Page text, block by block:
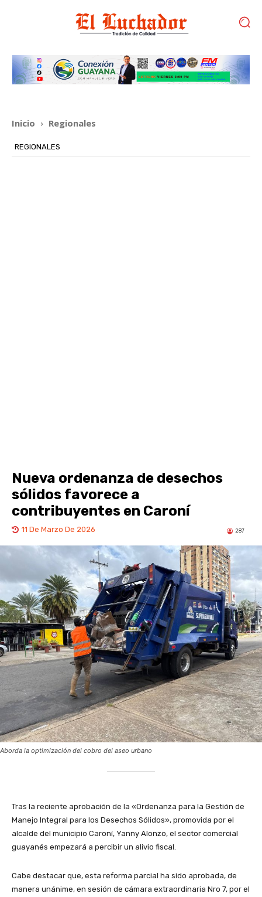
Inicio Regionales
REGIONALES
Nueva ordenanza de desechos
sólidos favorece a
contribuyentes en Caroní
11 De Marzo De 2026 287
Aborda la optimización del cobro del aseo urbano
Tras la reciente aprobación de la «Ordenanza para la Gestión de
Manejo Integral para los Desechos Sólidos», promovida por el
alcalde del municipio Caroní, Yanny Alonzo, el sector comercial
guayanés empezará a percibir un alivio fiscal.
Cabe destacar que, esta reforma parcial ha sido aprobada, de
manera unánime, en sesión de cámara extraordinaria Nro 7, por el